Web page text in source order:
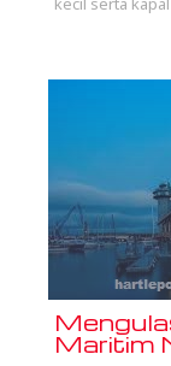
Maritim